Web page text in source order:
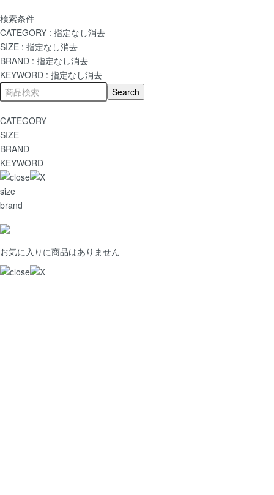
検索条件
CATEGORY : 指定なし消去
SIZE : 指定なし消去
BRAND : 指定なし消去
KEYWORD : 指定なし消去
CATEGORY
SIZE
BRAND
KEYWORD
size
brand
お気に入りに商品はありません